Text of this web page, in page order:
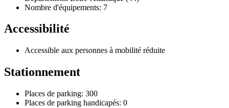
Nombre d'équipements: 7
Accessibilité
Accessible aux personnes à mobilité réduite
Stationnement
Places de parking: 300
Places de parking handicapés: 0